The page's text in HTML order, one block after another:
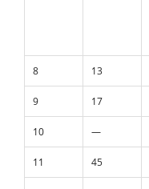
8 13
9 17
10 —
11 45